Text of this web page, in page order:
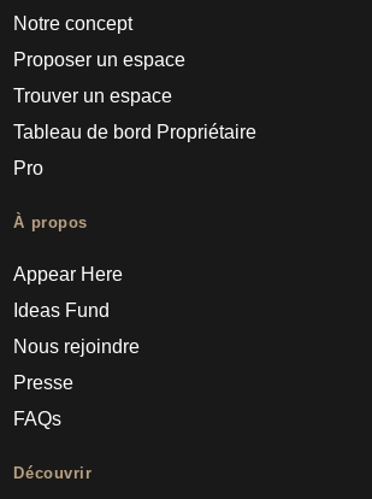
Notre concept
Proposer un espace
Trouver un espace
Tableau de bord Propriétaire
Pro
À propos
Appear Here
Ideas Fund
Nous rejoindre
Presse
FAQs
Découvrir